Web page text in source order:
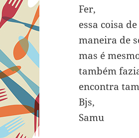
Fer,
essa coisa
maneira de
mas é
também
encontra
Bjs,
Samu